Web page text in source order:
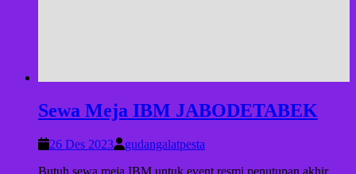
Sewa Meja IBM JABODETABEK
26 Des 2023
gudangalatpesta